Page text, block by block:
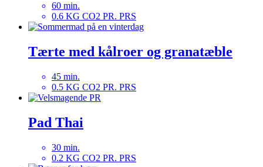
60 min.
0.6 KG CO2 PR. PRS
Tærte med kålroer og granatæble
45 min.
0.5 KG CO2 PR. PRS
Pad Thai
30 min.
0.2 KG CO2 PR. PRS